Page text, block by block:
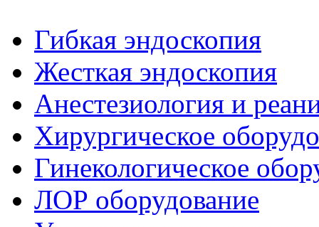
Гибкая эндоскопия
Жесткая эндоскопия
Анестезиология и
Хирургическое
Гинекологическое
ЛОР оборудование